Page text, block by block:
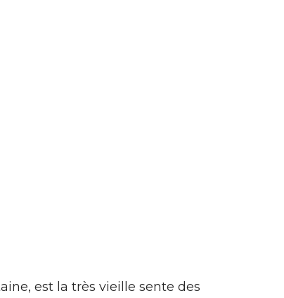
est la très vieille sente des